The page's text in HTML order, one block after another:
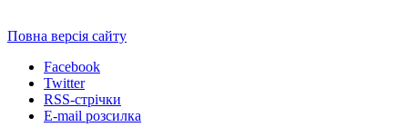
Повна версія сайту
Facebook
Twitter
RSS-стрічки
E-mail розсилка